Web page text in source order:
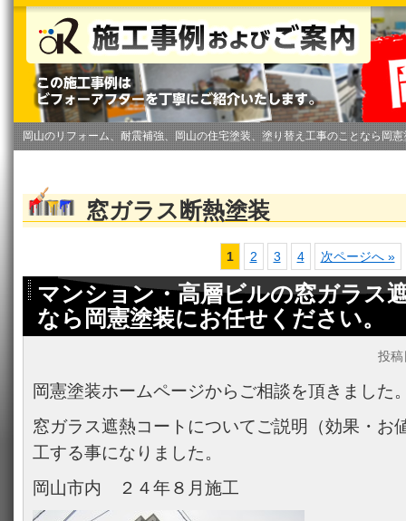
岡山のリフォーム、耐震補強、岡山の住宅塗装、塗り替え工事のことなら岡憲
窓ガラス断熱塗装
1 2 3 4 次ページへ »
マンション・高層ビルの窓ガラス
なら岡憲塗装にお任せください。
投稿
岡憲塗装ホームページからご相談を頂きました
窓ガラス遮熱コートについてご説明（効果・お
工する事になりました。
岡山市内 ２４年８月施工